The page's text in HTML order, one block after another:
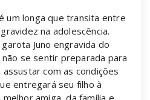
um longa que transita entre
na adolescência.
Juno engravida do
se sentir preparada para
com as condições
entregará seu filho à